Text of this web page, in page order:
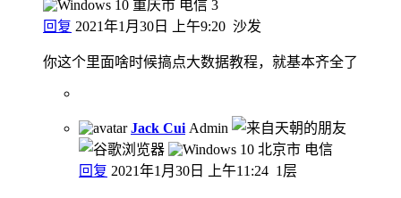
重庆市 电信 3
回复 2021年1月30日 上午9:20 沙发
你这个里面啥时候搞点大数据教程，就基本齐全了
Jack Cui Admin
北京市 电信
回复 2021年1月30日 上午11:24 1层